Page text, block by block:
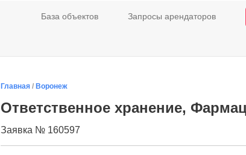
База объектов Запросы арендаторов
Главная / Воронеж
Ответственное хранение,
Заявка № 160597